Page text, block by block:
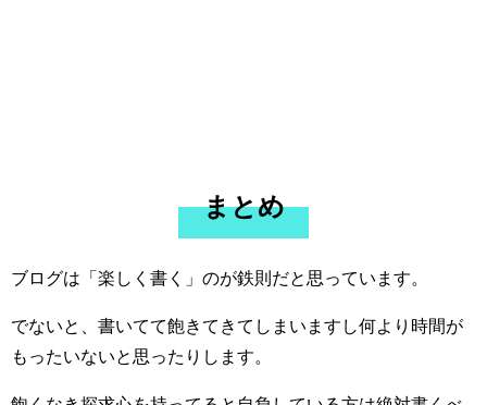
まとめ
ブログは「楽しく書く」のが鉄則だと思っています。
でないと、書いてて飽きてきてしまいますし何より時間が
もったいないと思ったりします。